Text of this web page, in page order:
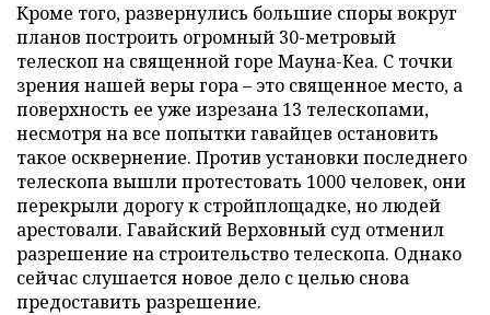
Кроме того, развернулись большие споры вокруг
планов построить огромный 30-метровый
телескоп на священной горе Мауна-Кеа. С точки
зрения нашей веры гора – это священное место, а
поверхность ее уже изрезана 13 телескопами,
несмотря на все попытки гавайцев остановить
такое осквернение. Против установки последнего
телескопа вышли протестовать 1000 человек, они
перекрыли дорогу к стройплощадке, но людей
арестовали. Гавайский Верховный суд отменил
разрешение на строительство телескопа. Однако
сейчас слушается новое дело с целью снова
предоставить разрешение.